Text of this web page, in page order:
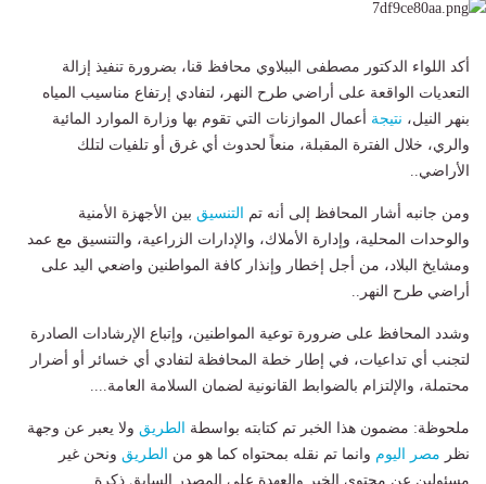
أكد اللواء الدكتور مصطفى الببلاوي محافظ قنا، بضرورة تنفيذ إزالة
التعديات الواقعة على أراضي طرح النهر، لتفادي إرتفاع مناسيب المياه
بنهر النيل، نتيجة أعمال الموازنات التي تقوم بها وزارة الموارد المائية
والري، خلال الفترة المقبلة، منعاً لحدوث أي غرق أو تلفيات لتلك
الأراضي..
ومن جانبه أشار المحافظ إلى أنه تم التنسيق بين الأجهزة الأمنية
والوحدات المحلية، وإدارة الأملاك، والإدارات الزراعية، والتنسيق مع عمد
ومشايخ البلاد، من أجل إخطار وإنذار كافة المواطنين واضعي اليد على
أراضي طرح النهر..
وشدد المحافظ على ضرورة توعية المواطنين، وإتباع الإرشادات الصادرة
لتجنب أي تداعيات، في إطار خطة المحافظة لتفادي أي خسائر أو أضرار
محتملة، والإلتزام بالضوابط القانونية لضمان السلامة العامة....
ملحوظة: مضمون هذا الخبر تم كتابته بواسطة الطريق ولا يعبر عن وجهة
نظر مصر اليوم وانما تم نقله بمحتواه كما هو من الطريق ونحن غير
مسئولين عن محتوى الخبر والعهدة علي المصدر السابق ذكرة.